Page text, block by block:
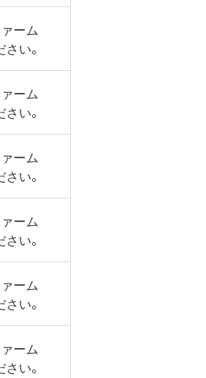
ーム
い。
ーム
い。
ーム
い。
ーム
い。
ーム
い。
ーム
い。